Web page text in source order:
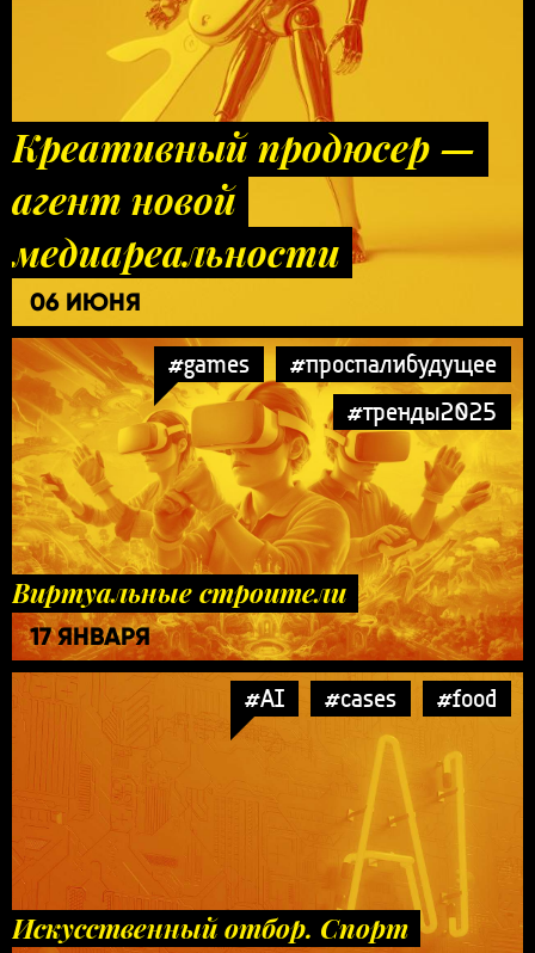
Креативный продюсер —
агент новой
медиареальности
06 ИЮНЯ
#games
#проспалибудущее
#тренды2025
Виртуальные строители
17 ЯНВАРЯ
#AI #cases #food
Искусственный отбор. Спорт